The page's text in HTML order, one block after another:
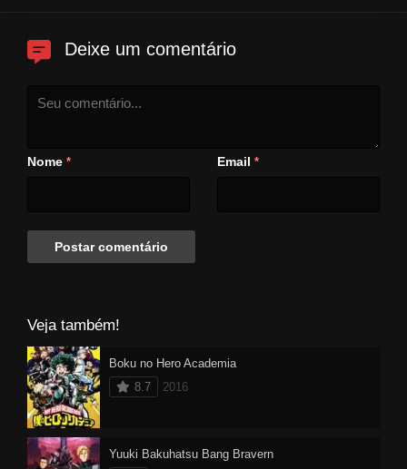
conhece. Mais um sol que
Deixe um comentário
Nome * Email *
Veja também!
Boku no Hero Academia
8.7
2016
Yuuki Bakuhatsu Bang Bravern